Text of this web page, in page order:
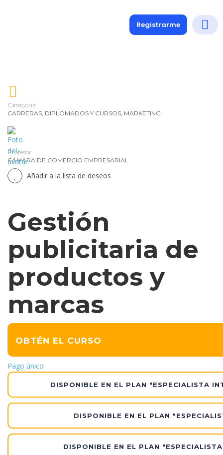
Registrarme
Categoría:
CARRERAS, DIPLOMADOS Y CURSOS, MARKETING
Profesor
CÁMARA DE COMERCIO EMPRESARIAL
Añadir a la lista de deseos
Gestión
publicitaria de
productos y
marcas
OBTÉN EL CURSO
Pago único
DISPONIBLE EN EL PLAN "ESPECIALISTA
DISPONIBLE EN EL PLAN
DISPONIBLE EN EL PLAN